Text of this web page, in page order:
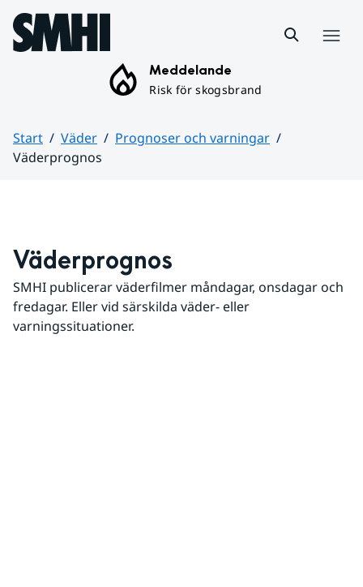
Hoppa till sidans innehåll
Meddelande
Risk för skogsbrand
Start Väder
Prognoser och varningar
Väderprognos
Väderprognos
SMHI publicerar väderfilmer måndagar, onsdagar och
fredagar. Eller vid särskilda väder- eller
varningssituationer.